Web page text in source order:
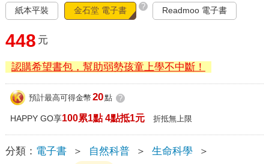
紙本平裝 金石堂 電子書 ? Readmoo 電子書
448 元
認購希望書包，幫助弱勢孩童上學不中斷！
預計最高可得金幣 20點 ?
HAPPY GO享100累1點 4點抵1元 折抵無上限
分類： 電子書 ＞ 自然科普 ＞ 生命科學
＞